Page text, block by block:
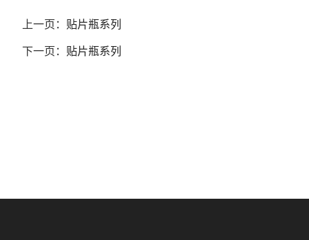
上一页： 贴片瓶系列
下一页： 贴片瓶系列